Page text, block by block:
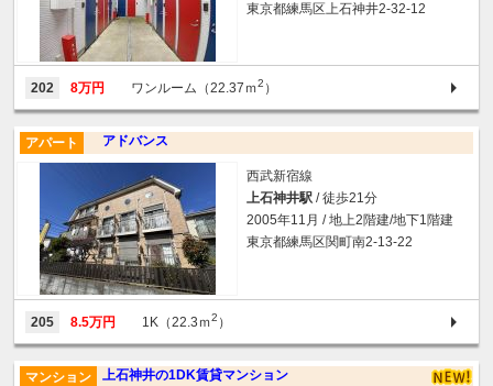
東京都練馬区上石神井2-32-12
202 8万円 ワンルーム（22.37ｍ2 ）
アドバンス
アパート
西武新宿線
上石神井駅 / 徒歩21分
2005年11月 / 地上2階建/地下1階建
東京都練馬区関町南2-13-22
205 8.5万円 1K（22.3ｍ2 ）
上石神井の1DK賃貸マンション
マンション